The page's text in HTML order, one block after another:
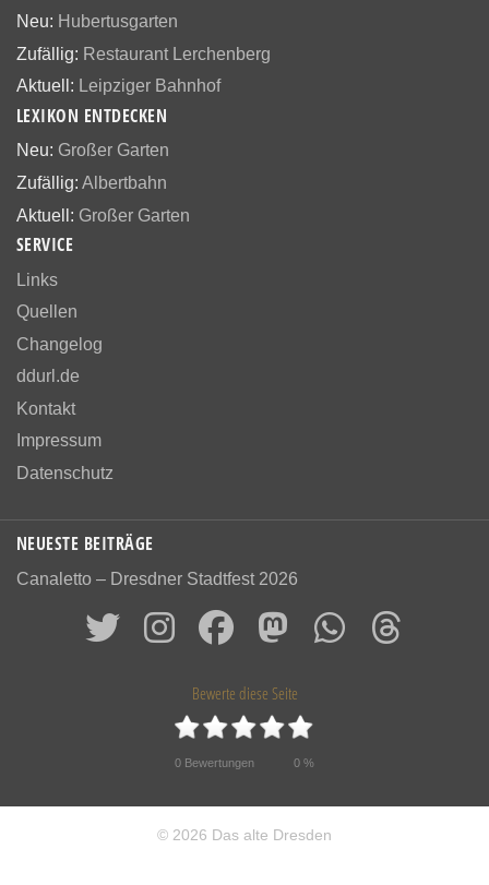
Neu: Hubertusgarten
Zufällig: Restaurant Lerchenberg
Aktuell: Leipziger Bahnhof
LEXIKON ENTDECKEN
Neu: Großer Garten
Zufällig: Albertbahn
Aktuell: Großer Garten
SERVICE
Links
Quellen
Changelog
ddurl.de
Kontakt
Impressum
Datenschutz
NEUESTE BEITRÄGE
Canaletto – Dresdner Stadtfest 2026
Bewerte diese Seite
0 Bewertungen 0 %
© 2026 Das alte Dresden